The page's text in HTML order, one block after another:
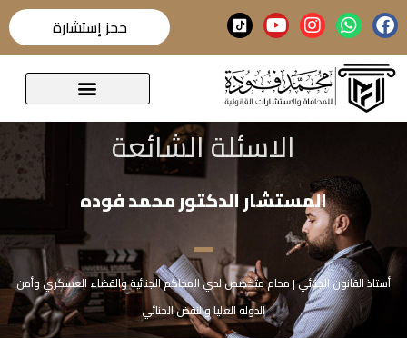
حجز إستشارة
الاسئلة الشائعة
المستشار الدكتور محمد فوده
أستاذ القانون الجنائي | محام متخصص لدي المحاكم الجنائية والقضاء العسكري وأمن
الدوله العليا والنقض الجنائي